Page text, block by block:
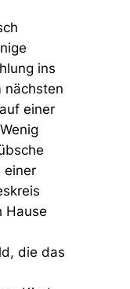
ins
nächsten
einer
einer
Hause
die das